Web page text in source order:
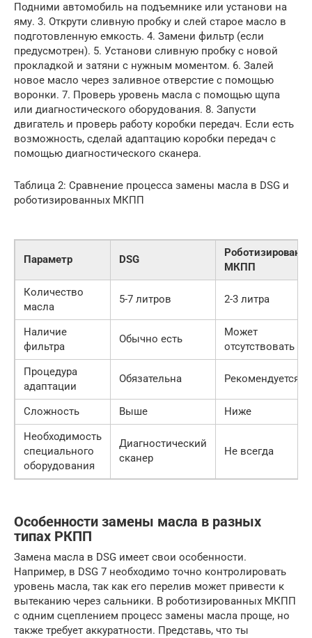
Подними автомобиль на подъемнике или установи на
яму. 3. Открути сливную пробку и слей старое масло в
подготовленную емкость. 4. Замени фильтр (если
предусмотрен). 5. Установи сливную пробку с новой
прокладкой и затяни с нужным моментом. 6. Залей
новое масло через заливное отверстие с помощью
воронки. 7. Проверь уровень масла с помощью щупа
или диагностического оборудования. 8. Запусти
двигатель и проверь работу коробки передач. Если есть
возможность, сделай адаптацию коробки передач с
помощью диагностического сканера.
Таблица 2: Сравнение процесса замены масла в DSG и
роботизированных МКПП
Параметр DSG
МКПП
Количество
масла
5-7 литров 2-3 литра
Наличие
фильтра
Обычно есть
Может
отсутствовать
Процедура
адаптации
Обязательна Рекомендуется
Сложность Выше
Ниже
Необходимость
специального
оборудования
Диагностический
сканер
Не всегда
Особенности замены масла в разных
типах РКПП
Замена масла в DSG имеет свои особенности.
Например, в DSG 7 необходимо точно контролировать
уровень масла, так как его перелив может привести к
вытеканию через сальники. В роботизированных МКПП
с одним сцеплением процесс замены масла проще, но
также требует аккуратности. Представь, что ты